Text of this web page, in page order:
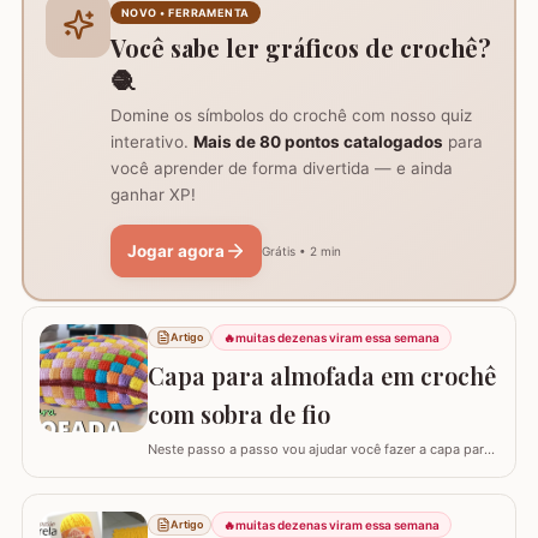
crie uma peça volumosa e encantadora, perfeita para
trilhos de mesa, aplicações em tapetes ou…
NOVO • FERRAMENTA
Você sabe ler gráficos de crochê?
🧶
Domine os símbolos do crochê com nosso quiz
interativo. Mais de 80 pontos catalogados para
você aprender de forma divertida — e ainda
ganhar XP!
Jogar agora Grátis • 2 min
Artigo 🔥muitas dezenas viram essa semana
Capa para almofada em crochê
com sobra de fio
Neste passo a passo vou ajudar você fazer a capa para
passo a passo do tapete, mas desta vez vou mostrar
como é super fácil fazer um modelo quadrado com as
Artigo 🔥muitas dezenas viram essa semana